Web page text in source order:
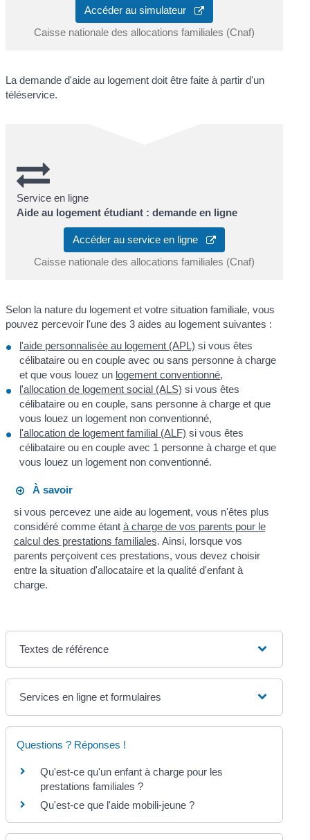
Accéder au simulateur
Caisse nationale des allocations familiales (Cnaf)
La demande d'aide au logement doit être faite à partir d'un
téléservice.
Service en ligne
Aide au logement étudiant : demande en ligne
Accéder au service en ligne
Caisse nationale des allocations familiales (Cnaf)
Selon la nature du logement et votre situation familiale, vous
pouvez percevoir l'une des 3 aides au logement suivantes :
l'aide personnalisée au logement (APL) si vous êtes
célibataire ou en couple avec ou sans personne à charge
et que vous louez un logement conventionné,
l'allocation de logement social (ALS) si vous êtes
célibataire ou en couple, sans personne à charge et que
vous louez un logement non conventionné,
l'allocation de logement familial (ALF) si vous êtes
célibataire ou en couple avec 1 personne à charge et que
vous louez un logement non conventionné.
À savoir
si vous percevez une aide au logement, vous n'êtes plus
considéré comme étant à charge de vos parents pour le
calcul des prestations familiales. Ainsi, lorsque vos
parents perçoivent ces prestations, vous devez choisir
entre la situation d'allocataire et la qualité d'enfant à
charge.
Textes de référence
Services en ligne et formulaires
Questions ? Réponses !
Qu'est-ce qu'un enfant à charge pour les
prestations familiales ?
Qu'est-ce que l'aide mobili-jeune ?